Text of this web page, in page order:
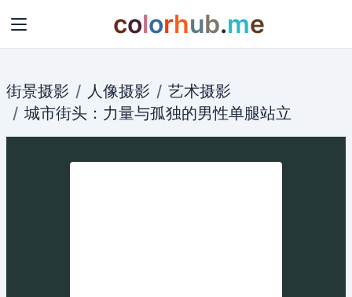
colorhub.me
街景摄影 人像摄影
艺术摄影
城市街头： 力量与孤独的男性单腿站立